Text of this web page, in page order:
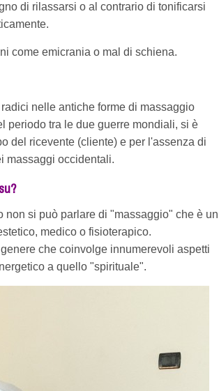
di rilassarsi o al contrario di tonificarsi
come emicrania o mal di schiena.
nelle antiche forme di massaggio
periodo tra le due guerre mondiali, si è
del ricevente (cliente) e per l'assenza di
massaggi occidentali.
non si può parlare di "massaggio" che è un
medico o fisioterapico.
che coinvolge innumerevoli aspetti
a quello "spirituale".